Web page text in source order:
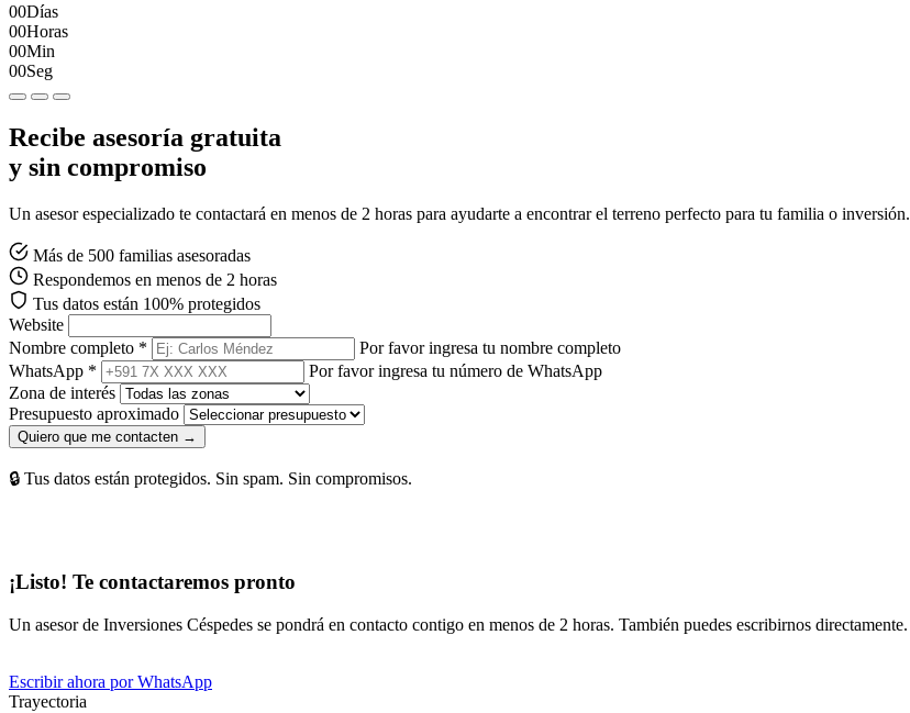
00Días
00Horas
00Min
00Seg
Recibe asesoría gratuita
y sin compromiso
Un asesor especializado te contactará en menos de 2 horas para ayudarte a encontrar el terreno perfecto para tu familia o inversión.
Más de 500 familias asesoradas
Respondemos en menos de 2 horas
Tus datos están 100% protegidos
Website
Nombre completo *
Por favor ingresa tu nombre completo
WhatsApp *
Por favor ingresa tu número de WhatsApp
Zona de interés
Presupuesto aproximado
Quiero que me contacten →
🔒 Tus datos están protegidos. Sin spam. Sin compromisos.
¡Listo! Te contactaremos pronto
Un asesor de Inversiones Céspedes se pondrá en contacto contigo en menos de 2 horas. También puedes escribirnos directamente.
Escribir ahora por WhatsApp
Trayectoria